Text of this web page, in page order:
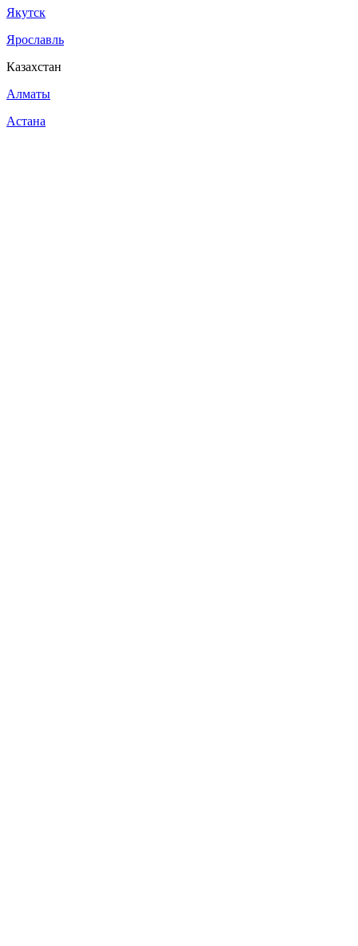
Якутск
Ярославль
Казахстан
Алматы
Астана